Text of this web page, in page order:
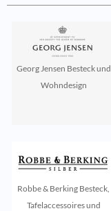
Georg Jensen Besteck und
Wohndesign
Robbe & Berking Besteck,
Tafelaccessoires und